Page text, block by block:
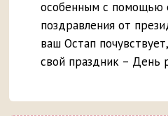
особенным с помощью
поздравления от
ваш Остап
свой праздник – День